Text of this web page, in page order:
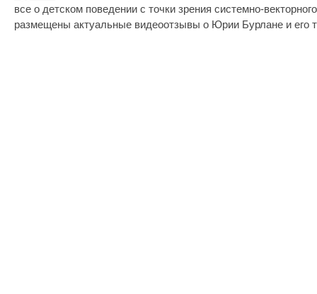
все о детском поведении с точки зрения системно-
размещены актуальные видеоотзывы о Юрии Бурлане и его